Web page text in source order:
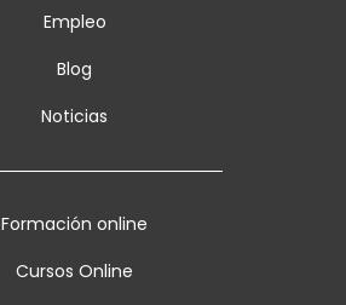
Empleo
Blog
Noticias
Formación online
Cursos Online